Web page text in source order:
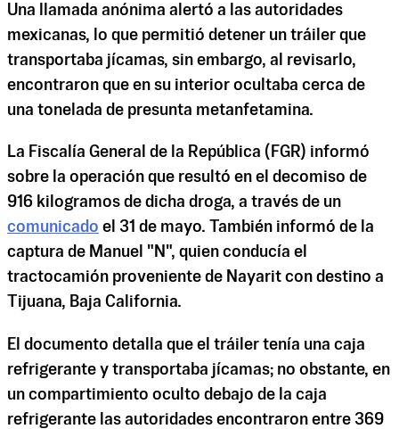
Una llamada anónima alertó a las autoridades
mexicanas, lo que permitió detener un tráiler que
transportaba jícamas, sin embargo, al revisarlo,
encontraron que en su interior ocultaba cerca de
una tonelada de presunta metanfetamina.
La Fiscalía General de la República (FGR) informó
sobre la operación que resultó en el decomiso de
916 kilogramos de dicha droga, a través de un
comunicado el 31 de mayo. También informó de la
captura de Manuel "N", quien conducía el
tractocamión proveniente de Nayarit con destino a
Tijuana, Baja California.
El documento detalla que el tráiler tenía una caja
refrigerante y transportaba jícamas; no obstante, en
un compartimiento oculto debajo de la caja
refrigerante las autoridades encontraron entre 369